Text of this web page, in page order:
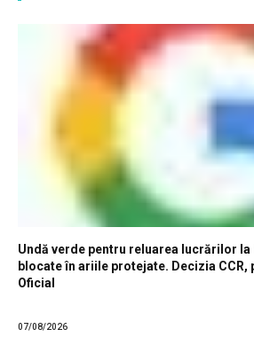
Undă verde pentru reluarea lucrărilor
blocate în ariile protejate. Decizia CCR,
Oficial
07/08/2026